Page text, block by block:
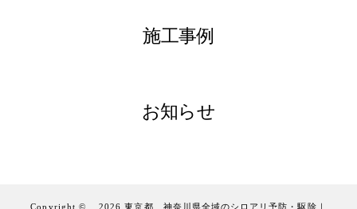
施工事例
お知らせ
Copyright ©2026東京都、神奈川県全域のシロアリ予防・駆除｜